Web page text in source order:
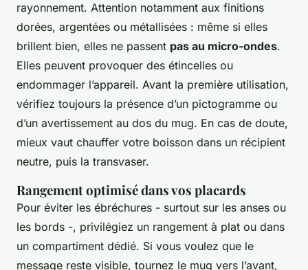
rayonnement. Attention notamment aux finitions
dorées, argentées ou métallisées : même si elles
brillent bien, elles ne passent pas au micro-ondes.
Elles peuvent provoquer des étincelles ou
endommager l’appareil. Avant la première utilisation,
vérifiez toujours la présence d’un pictogramme ou
d’un avertissement au dos du mug. En cas de doute,
mieux vaut chauffer votre boisson dans un récipient
neutre, puis la transvaser.
Rangement optimisé dans vos placards
Pour éviter les ébréchures - surtout sur les anses ou
les bords -, privilégiez un rangement à plat ou dans
un compartiment dédié. Si vous voulez que le
message reste visible, tournez le mug vers l’avant,